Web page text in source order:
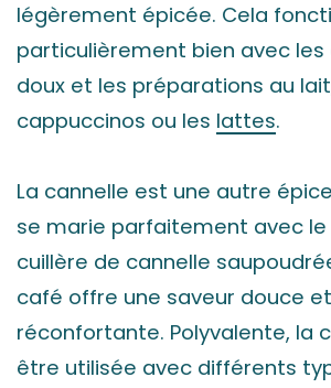
légèrement épicée. Cela
particulièrement bien avec les
doux et les préparations au
cappuccinos ou les lattes.
La cannelle est une autre
se marie parfaitement avec le
cuillère de cannelle
café offre une saveur douce et
réconfortante. Polyvalente, la
être utilisée avec différents